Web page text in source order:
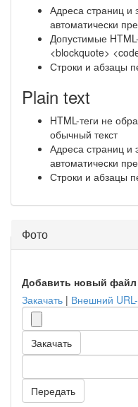
Адреса страниц и
автоматически
Допустимые
<blockquote>
Строки и абзацы
Plain text
HTML-теги не
обычный текст
Адреса страниц и
автоматически
Строки и абзацы
Фото
Добавить новый файл
Закачать | Внешний
Закачать
Передать